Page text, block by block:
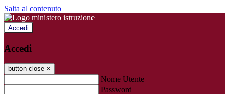
Salta al contenuto
Accedi
Accedi
button close ×
Nome Utente
Password